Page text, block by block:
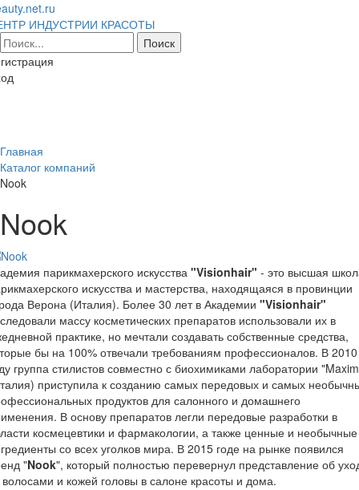
ИНДУСТРИИ КРАСОТЫ
Главная
Каталог компаний
Nook
Nook
парикмахерского искусства "Visionhair" - это высшая
искусства и мастерства, находящаяся в провинции
Верона (Италия). Более 30 лет в Академии "Visionhair"
массу косметических препаратов использовали их в
практике, но мечтали создавать собственные средства,
бы на 100% отвечали требованиям профессионалов. В 2010
группа стилистов совместно с биохимиками лаборатории
приступила к созданию самых передовых и самых
продуктов для салонного и домашнего
В основу препаратов легли передовые разработки в
космецевтики и фармакологии, а также ценные и необычные
со всех уголков мира. В 2015 годе на рынке появился
"Nook", который полностью перевернул представление об
волосами и кожей головы в салоне красоты и дома.